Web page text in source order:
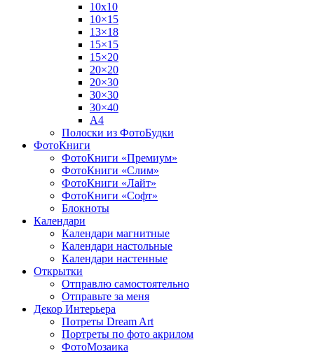
10х10
10×15
13×18
15×15
15×20
20×20
20×30
30×30
30×40
A4
Полоски из ФотоБудки
ФотоКниги
ФотоКниги «Премиум»
ФотоКниги «Слим»
ФотоКниги «Лайт»
ФотоКниги «Софт»
Блокноты
Календари
Календари магнитные
Календари настольные
Календари настенные
Открытки
Отправлю самостоятельно
Отправьте за меня
Декор Интерьера
Потреты Dream Art
Портреты по фото акрилом
ФотоМозаика